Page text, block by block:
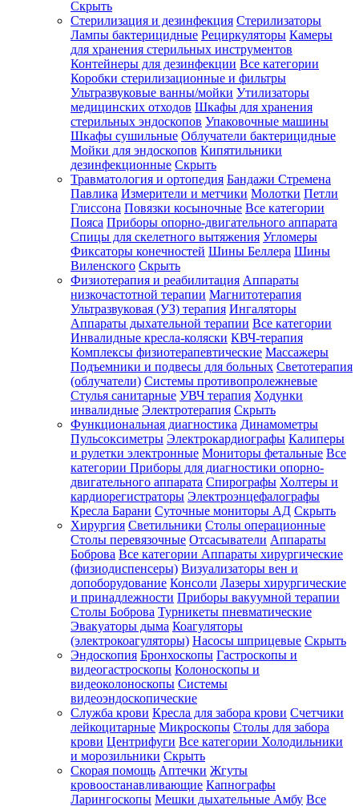
Скрыть
Стерилизация и дезинфекция Стерилизаторы
Лампы бактерицидные Рециркуляторы Камеры
для хранения стерильных инструментов
Контейнеры для дезинфекции Все категории
Коробки стерилизационные и фильтры
Ультразвуковые ванны/мойки Утилизаторы
медицинских отходов Шкафы для хранения
стерильных эндоскопов Упаковочные машины
Шкафы сушильные Облучатели бактерицидные
Мойки для эндоскопов Кипятильники
дезинфекционные Скрыть
Травматология и ортопедия Бандажи Стремена
Павлика Измерители и метчики Молотки Петли
Глиссона Повязки косыночные Все категории
Пояса Приборы опорно-двигательного аппарата
Спицы для скелетного вытяжения Угломеры
Фиксаторы конечностей Шины Беллера Шины
Виленского Скрыть
Физиотерапия и реабилитация Аппараты
низкочастотной терапии Магнитотерапия
Ультразвуковая (УЗ) терапия Ингаляторы
Аппараты дыхательной терапии Все категории
Инвалидные кресла-коляски КВЧ-терапия
Комплексы физиотерапевтические Массажеры
Подъемники и подвесы для больных Светотерапия
(облучатели) Системы противопролежневые
Стулья санитарные УВЧ терапия Ходунки
инвалидные Электротерапия Скрыть
Функциональная диагностика Динамометры
Пульсоксиметры Электрокардиографы Калиперы
и рулетки электронные Мониторы фетальные Все
категории Приборы для диагностики опорно-
двигательного аппарата Спирографы Холтеры и
кардиорегистраторы Электроэнцефалографы
Кресла Барани Суточные мониторы АД Скрыть
Хирургия Светильники Столы операционные
Столы перевязочные Отсасыватели Аппараты
Боброва Все категории Аппараты хирургические
(физиодиспенсеры) Визуализаторы вен и
допоборудование Консоли Лазеры хирургические
и принадлежности Приборы вакуумной терапии
Столы Боброва Турникеты пневматические
Эвакуаторы дыма Коагуляторы
(электрокоагуляторы) Насосы шприцевые Скрыть
Эндоскопия Бронхоскопы Гастроскопы и
видеогастроскопы Колоноскопы и
видеоколоноскопы Системы
видеоэндоскопические
Служба крови Кресла для забора крови Счетчики
лейкоцитарные Микроскопы Столы для забора
крови Центрифуги Все категории Холодильники
и морозильники Скрыть
Скорая помощь Аптечки Жгуты
кровоостанавливающие Капнографы
Ларингоскопы Мешки дыхательные Амбу Все